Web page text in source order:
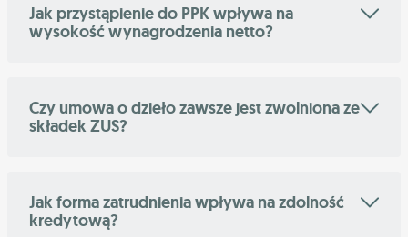
Jak przystąpienie do PPK wpływa na
wysokość wynagrodzenia netto?
Czy umowa o dzieło zawsze jest zwolniona ze
składek ZUS?
Jak forma zatrudnienia wpływa na zdolność
kredytową?